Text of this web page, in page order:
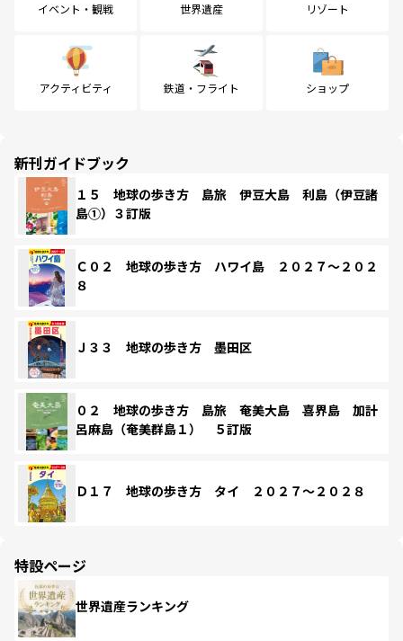
イベント・観戦 世界遺産 リゾート
アクティビティ 鉄道・フライト ショップ
新刊ガイドブック
１５ 地球の歩き方 島旅 伊豆大島 利島（伊豆諸
島①）３訂版
Ｃ０２ 地球の歩き方 ハワイ島 ２０２７～２０２
８
Ｊ３３ 地球の歩き方 墨田区
０２ 地球の歩き方 島旅 奄美大島 喜界島 加計
呂麻島（奄美群島１） ５訂版
Ｄ１７ 地球の歩き方 タイ ２０２７～２０２８
特設ページ
世界遺産ランキング